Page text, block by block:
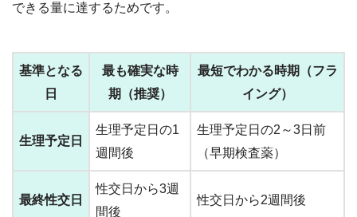
できる量に達するためです。
基準となる
日
最も確実な時
期（推奨）
最短でわかる時期（フラ
イング）
生理予定日
生理予定日の1
週間後
生理予定日の2～3日前
（早期検査薬）
最終性交日
性交日から3週
間後
性交日から2週間後